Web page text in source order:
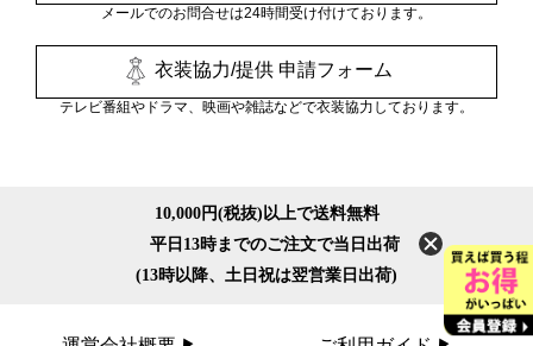
メールでのお問合せは24時間受け付けております。
衣装協力/提供 申請フォーム
テレビ番組やドラマ、映画や雑誌などで衣装協力しております。
10,000円(税抜)以上で送料無料
平日13時までのご注文で当日出荷
(13時以降、土日祝は翌営業日出荷)